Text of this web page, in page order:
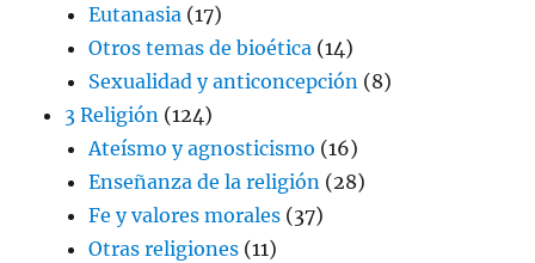
Eutanasia (17)
Otros temas de bioética (14)
Sexualidad y anticoncepción (8)
3 Religión (124)
Ateísmo y agnosticismo (16)
Enseñanza de la religión (28)
Fe y valores morales (37)
Otras religiones (11)